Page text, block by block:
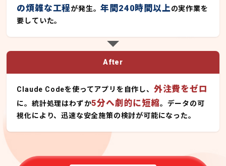
の煩雑な工程が発生。年間240時間以上の実作業を
要していた。
After
Claude Codeを使ってアプリを自作し、 外注費をゼロ
に。統計処理はわずか5分へ劇的に短縮。データの可
視化により、迅速な安全施策の検討が可能になった。